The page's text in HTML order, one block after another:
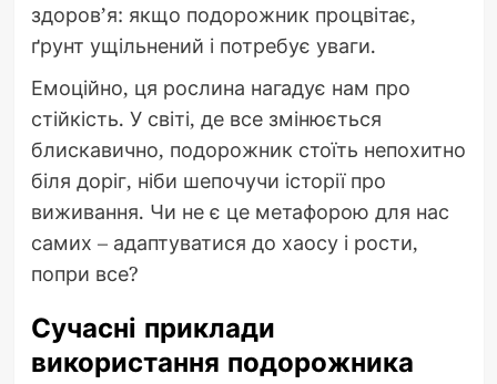
здоров’я: якщо подорожник процвітає,
ґрунт ущільнений і потребує уваги.
Емоційно, ця рослина нагадує нам про
стійкість. У світі, де все змінюється
блискавично, подорожник стоїть непохитно
біля доріг, ніби шепочучи історії про
виживання. Чи не є це метафорою для нас
самих – адаптуватися до хаосу і рости,
попри все?
Сучасні приклади
використання подорожника